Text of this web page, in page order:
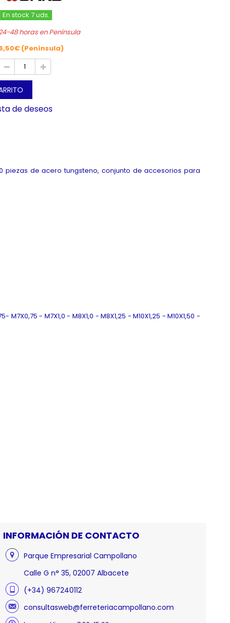
En stock 7 uds.
48 horas en Península
(Península)
de deseos
piezas de acero tungsteno, conjunto de accesorios para
- M7X1,0 - M8X1,0 - M8X1,25 - M10X1,25 - M10X1,50 -
INFORMACIÓN DE CONTACTO
Parque Empresarial Campollano
Calle G n° 35, 02007 Albacete
(+34) 967240112
consultasweb@ferreteriacampollano.com